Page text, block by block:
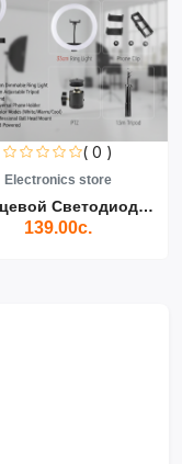
( 0 )
Electronics store
Кольцевой Светодиодный Св...
139.00с.